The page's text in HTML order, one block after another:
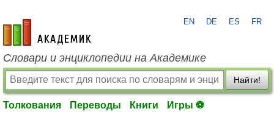
academic.ru
EN DE ES FR
Словари и энциклопедии на Академике
Найти!
Толкования Переводы Книги Игры ⚽